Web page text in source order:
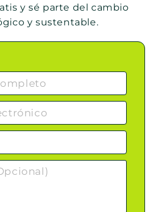
y sé parte del cambio
y sustentable.